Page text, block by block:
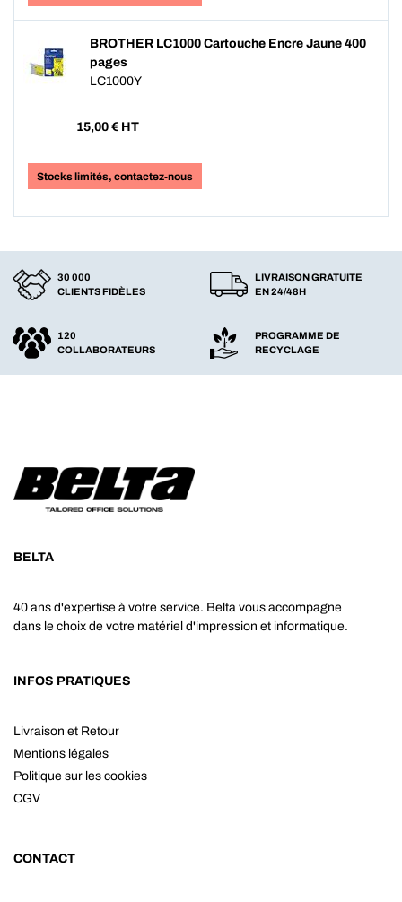
BROTHER LC1000 Cartouche Encre Jaune 400
pages
LC1000Y
15,00 € HT
Stocks limités, contactez-nous
30 000
CLIENTS FIDÈLES
LIVRAISON GRATUITE
EN 24/48H
120
COLLABORATEURS
PROGRAMME DE
RECYCLAGE
BELTA
40 ans d'expertise à votre service. Belta vous accompagne
dans le choix de votre matériel d'impression et informatique.
INFOS PRATIQUES
Livraison et Retour
Mentions légales
Politique sur les cookies
CGV
CONTACT